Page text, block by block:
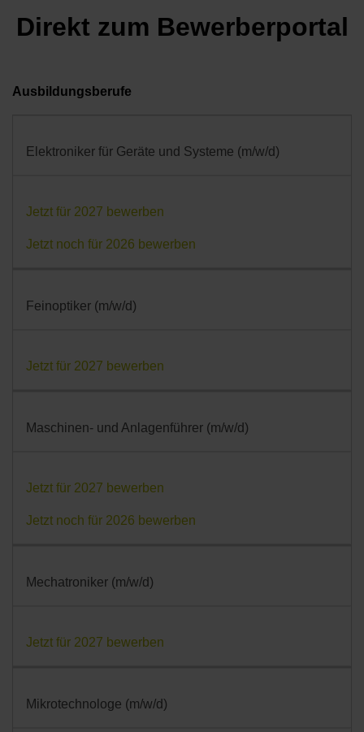
Direkt zum Bewerberportal
Ausbildungsberufe
Elektroniker für Geräte und Systeme (m/w/d)
Jetzt für 2027 bewerben
Jetzt noch für 2026 bewerben
Feinoptiker (m/w/d)
Jetzt für 2027 bewerben
Maschinen- und Anlagenführer (m/w/d)
Jetzt für 2027 bewerben
Jetzt noch für 2026 bewerben
Mechatroniker (m/w/d)
Jetzt für 2027 bewerben
Mikrotechnologe (m/w/d)